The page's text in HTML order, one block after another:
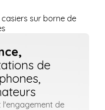
de
l'engagement de